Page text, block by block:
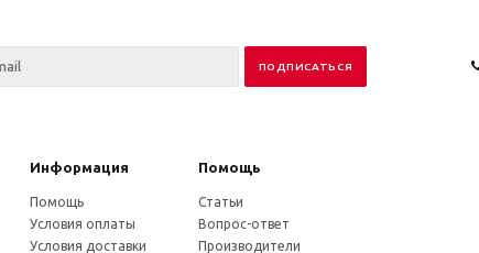
Информация Помощь
Помощь
Условия оплаты
Условия доставки
Статьи
Вопрос-ответ
Производители